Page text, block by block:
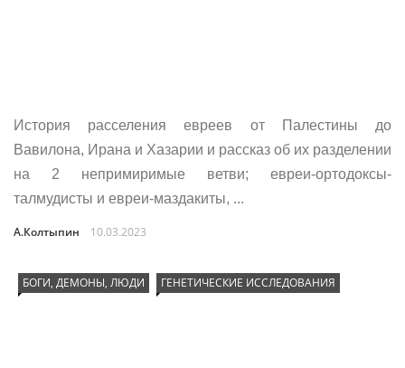
История расселения евреев от Палестины до
Вавилона, Ирана и Хазарии и рассказ об их разделении
на 2 непримиримые ветви; евреи-ортодоксы-
талмудисты и евреи-маздакиты, ...
А.Колтыпин 10.03.2023
БОГИ, ДЕМОНЫ, ЛЮДИ ГЕНЕТИЧЕСКИЕ ИССЛЕДОВАНИЯ